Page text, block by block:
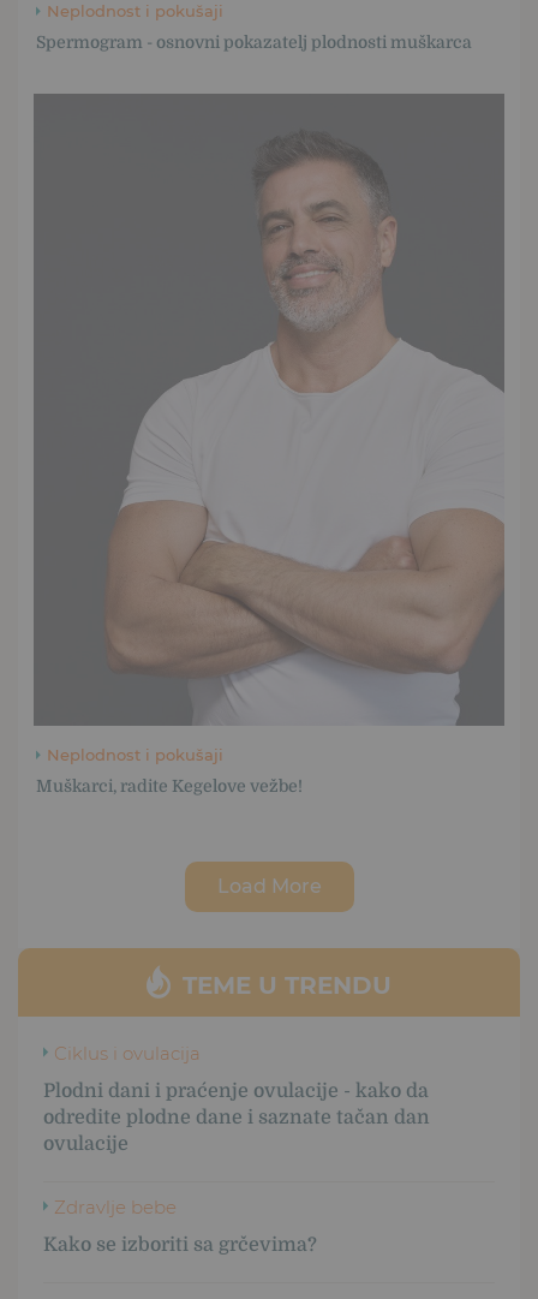
TEME U TRENDU
Ciklus i ovulacija
Plodni dani i praćenje ovulacije - kako da
odredite plodne dane i saznate tačan dan
ovulacije
Zdravlje bebe
Kako se izboriti sa grčevima?
Neplodnost i pokušaji
Spermogram - osnovni pokazatelj plodnosti muškarca
Neplodnost i pokušaji
Muškarci, radite Kegelove vežbe!
Load More